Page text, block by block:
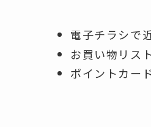
電子チラシで
お買い物リス
ポイントカー